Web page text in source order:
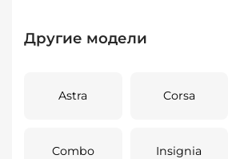
Другие модели
Astra Corsa
Combo Insignia